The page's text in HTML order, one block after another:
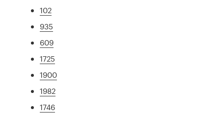
102
935
609
1725
1900
1982
1746